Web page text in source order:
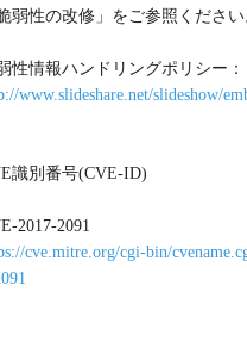
弱性の改修」をご参照ください
性情報ハンドリングポリシー：
www.slideshare.net/slideshow/
識別番号(CVE-ID)
2017-2091
cve.mitre.org/cgi-bin/